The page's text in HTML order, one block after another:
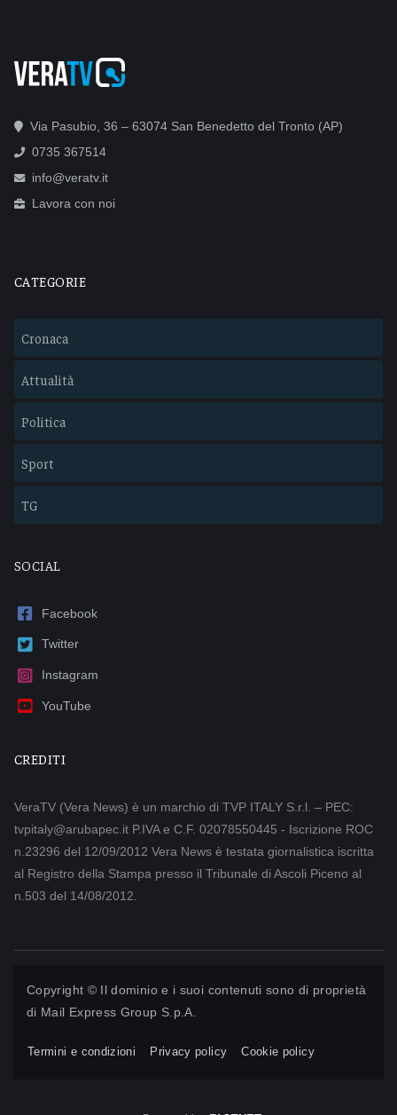
Via Pasubio, 36 – 63074 San Benedetto del Tronto (AP)
0735 367514
info@veratv.it
Lavora con noi
CATEGORIE
Cronaca
Attualità
Politica
Sport
TG
SOCIAL
Facebook
Twitter
Instagram
YouTube
CREDITI
VeraTV (Vera News) è un marchio di TVP ITALY S.r.l. – PEC:
tvpitaly@arubapec.it P.IVA e C.F. 02078550445 - Iscrizione ROC
n.23296 del 12/09/2012 Vera News è testata giornalistica iscritta
al Registro della Stampa presso il Tribunale di Ascoli Piceno al
n.503 del 14/08/2012.
Copyright © Il dominio e i suoi contenuti sono di proprietà
di Mail Express Group S.p.A.
Termini e condizioni Privacy policy Cookie policy